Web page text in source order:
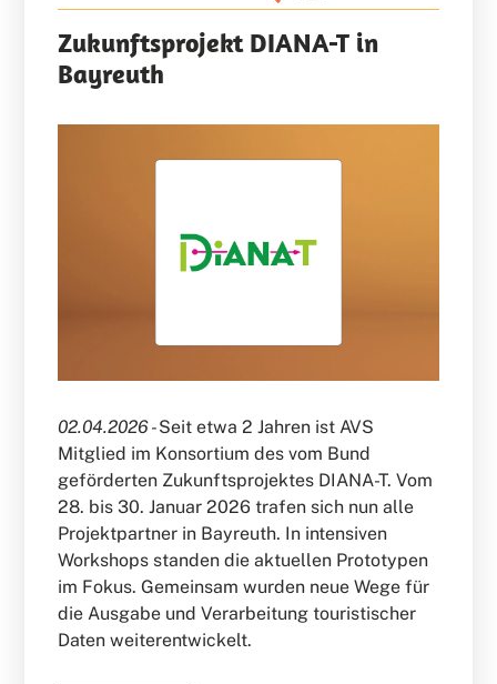
Zukunftsprojekt DIANA-T in
Bayreuth
02.04.2026 -Seit etwa 2 Jahren ist AVS
Mitglied im Konsortium des vom Bund
geförderten Zukunftsprojektes DIANA-T. Vom
28. bis 30. Januar 2026 trafen sich nun alle
Projektpartner in Bayreuth. In intensiven
Workshops standen die aktuellen Prototypen
im Fokus. Gemeinsam wurden neue Wege für
die Ausgabe und Verarbeitung touristischer
Daten weiterentwickelt.